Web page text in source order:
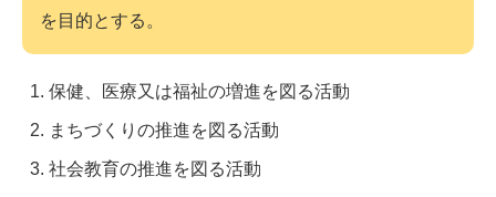
を目的とする。
保健、医療又は福祉の増進を図る活動
まちづくりの推進を図る活動
社会教育の推進を図る活動